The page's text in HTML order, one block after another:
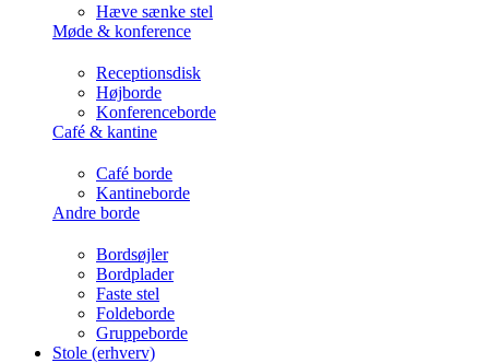
Hæve sænke stel
Møde & konference
Receptionsdisk
Højborde
Konferenceborde
Café & kantine
Café borde
Kantineborde
Andre borde
Bordsøjler
Bordplader
Faste stel
Foldeborde
Gruppeborde
Stole (erhverv)